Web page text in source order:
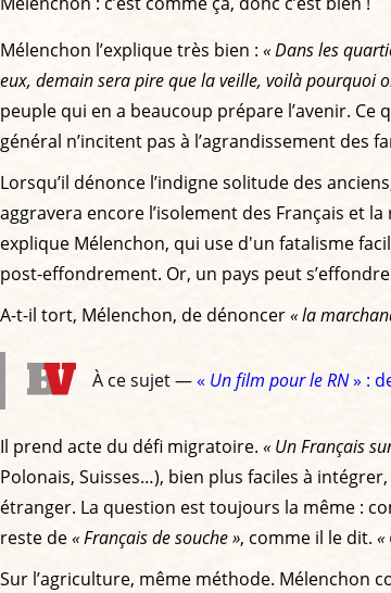
Mélenchon l’explique très bien : « Dans les
eux, demain sera pire que la veille, voilà pourquoi
peuple qui en a beaucoup prépare l’avenir. Ce
général n’incitent pas à l’agrandissement des
Lorsqu’il dénonce l’indigne solitude des
aggravera encore l’isolement des Français et
explique Mélenchon, qui use d'un fatalisme
post-effondrement. Or, un pays peut
A-t-il tort, Mélenchon, de dénoncer« la
À ce sujet —« Un film pour le RN» :
Il prend acte du défi migratoire. « Un Français
Polonais, Suisses…), bien plus faciles à
étranger. La question est toujours la même :
reste de« Français de souche », comme il le dit. «
Sur l’agriculture, même méthode. Mélenchon